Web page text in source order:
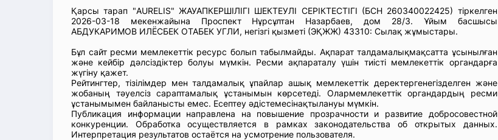
Қарсы тарап "AURELIS" ЖАУАПКЕРШІЛІГІ ШЕКТЕУЛІ СЕРІКТЕСТІГІ (БСН 260340022425) тіркелген
2026-03-18 мекенжайына Проспект Нұрсұлтан Назарбаев, дом 28/3. Ұйым басшысы
АБДУКАРИМОВ ИЛЁСБЕК ОТАБЕК УГЛИ, негізгі қызметі (ЭҚЖЖ) 43310: Сылақ жұмыстары.
Бұл сайт ресми мемлекеттік ресурс болып табылмайды. Ақпарат талдамалықмақсатта ұсынылған
және кейбір дәлсіздіктер болуы мүмкін. Ресми ақпараталу үшін тиісті мемлекеттік органдарға
жүгіну қажет.
Рейтингтер, тізілімдер мен талдамалық ұпайлар ашық мемлекеттік деректергенегізделген және
жобаның тәуелсіз сараптамалық ұстанымын көрсетеді. Олармемлекеттік органдардың ресми
ұстанымымен байланысты емес. Есептеу әдістемесінақтылануы мүмкін.
Публикация информации направлена на повышение прозрачности и развитие добросовестной
конкуренции. Обработка осуществляется в рамках законодательства об открытых данных.
Интерпретация результатов остаётся на усмотрение пользователя.